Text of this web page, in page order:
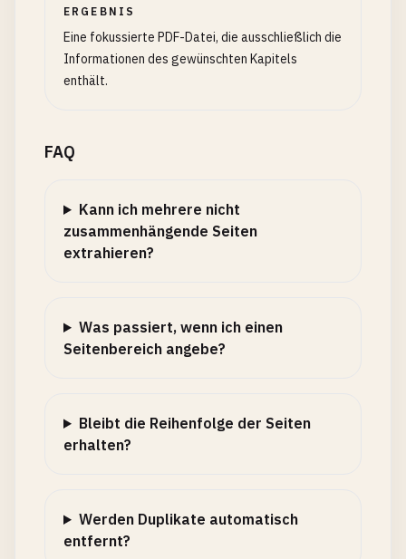
ERGEBNIS
Eine fokussierte PDF-Datei, die ausschließlich die
Informationen des gewünschten Kapitels
enthält.
FAQ
Kann ich mehrere nicht
zusammenhängende Seiten
extrahieren?
Was passiert, wenn ich einen
Seitenbereich angebe?
Bleibt die Reihenfolge der Seiten
erhalten?
Werden Duplikate automatisch
entfernt?